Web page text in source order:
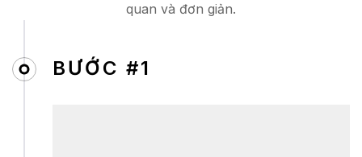
quan và đơn giản.
BƯỚC #1